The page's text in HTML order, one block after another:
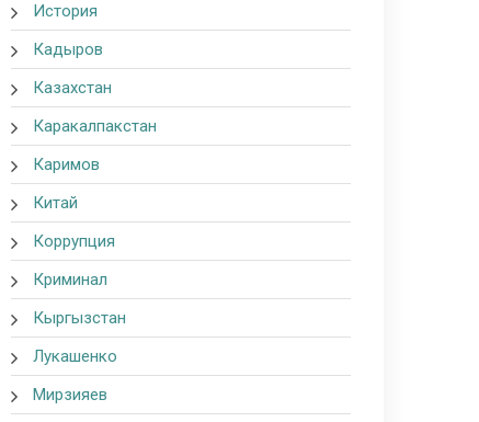
История
Кадыров
Казахстан
Каракалпакстан
Каримов
Китай
Коррупция
Криминал
Кыргызстан
Лукашенко
Мирзияев